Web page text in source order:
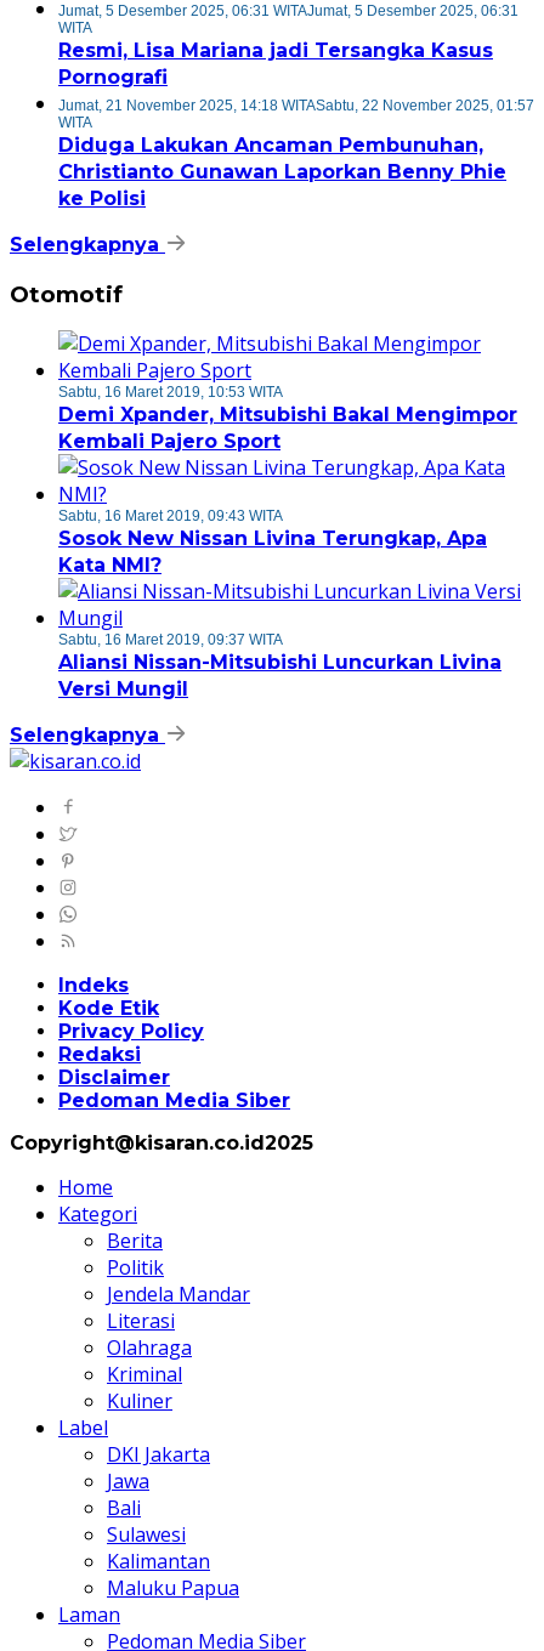
Jumat, 5 Desember 2025, 06:31 WITAJumat, 5 Desember 2025, 06:31
WITA
Resmi, Lisa Mariana jadi Tersangka Kasus
Pornografi
Jumat, 21 November 2025, 14:18 WITASabtu, 22 November 2025, 01:57
WITA
Diduga Lakukan Ancaman Pembunuhan,
Christianto Gunawan Laporkan Benny Phie
ke Polisi
Selengkapnya
Otomotif
Sabtu, 16 Maret 2019, 10:53 WITA
Demi Xpander, Mitsubishi Bakal Mengimpor
Kembali Pajero Sport
Sabtu, 16 Maret 2019, 09:43 WITA
Sosok New Nissan Livina Terungkap, Apa
Kata NMI?
Sabtu, 16 Maret 2019, 09:37 WITA
Aliansi Nissan-Mitsubishi Luncurkan Livina
Versi Mungil
Selengkapnya
Indeks
Kode Etik
Privacy Policy
Redaksi
Disclaimer
Pedoman Media Siber
Copyright@kisaran.co.id2025
Home
Kategori
Berita
Politik
Jendela Mandar
Literasi
Olahraga
Kriminal
Kuliner
Label
DKI Jakarta
Jawa
Bali
Sulawesi
Kalimantan
Maluku Papua
Laman
Pedoman Media Siber